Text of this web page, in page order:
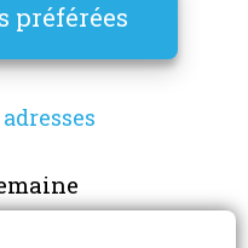
préférées